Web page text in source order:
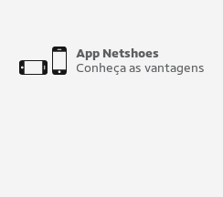
App Netshoes
Conheça as vantagens